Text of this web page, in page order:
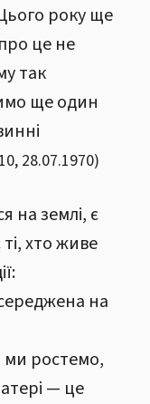
року ще
це не
так
ще один
10, 28.07.1970)
на землі, є
ті, хто живе
на
ростемо,
— це